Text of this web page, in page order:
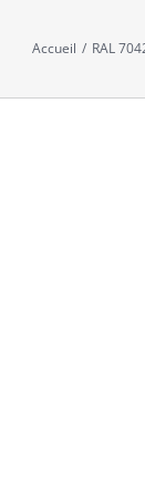
Accueil / RAL